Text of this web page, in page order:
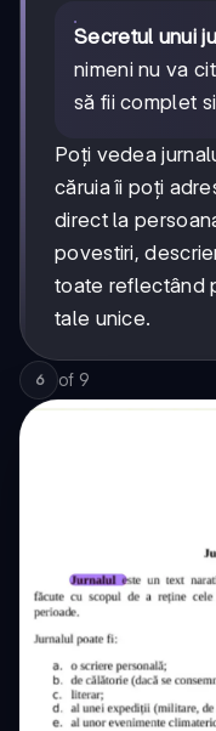
Secretul unui
nimeni nu va
să fii complet
Poți vedea
căruia îi poți
direct la
povestiri,
toate reflectând
tale unice.
6 of 9